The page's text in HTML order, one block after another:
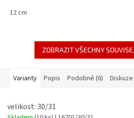
12 cm
ZOBRAZIT VŠECHNY
Varianty Popis Podobné (6) Diskuze
velikost: 30/31